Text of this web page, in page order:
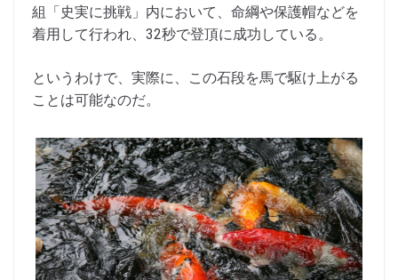
組「史実に挑戦」内において、命綱や保護帽などを
着用して行われ、32秒で登頂に成功している。
というわけで、実際に、この石段を馬で駆け上がる
ことは可能なのだ。